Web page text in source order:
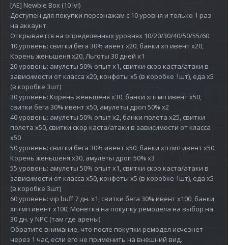
[AE] Newbie Box (10 lvl)
Доступен для покупки персонажам с 10 уровня и только 1 раз
на аккаунт.
Открывается на определенных уровнях 10/20/30/40/50/55/60.
10 уровень: свитки бега 30% ивент х20, банки хп ивент х20,
Корень женьшеня х20, Льготы 30 дней х1
20 уровень: амулеты 50% опыт х1, свитки скор каста/атаки в
зависимости от класса х20, конфеты х5 (в коробке 1шт), еда х5
(в коробке 3шт)
30 уровень: Корень женьшеня х30, банки хп+мп ивент х50,
свитки бега 30% ивент х50, амулеты дроп 50% х2
40 уровень: амулеты 50% опыт х2, банки полета х25, свитки
полета х50, свитки скор каста/атаки в зависимости от класса
х50
50 уровень: свитки бега 30% ивент х50, банки хп+мп ивент х50,
Корень женьшеня х30, амулеты дроп 50% х3
55 уровень: амулеты 50% опыт х1, свитки скор каста/атаки в
зависимости от класса х50, конфеты х5 (в коробке 1шт), еда х5
(в коробке 3шт)
60 уровень: vip buff 7 дн. х1, свитки бега 30% ивент х100, банки
хп+мп ивент х100, Монетка на покупку ремодела на выбор на
30 дн. у NPC (там где арены)
Обратите внимание, что после покупки ремодел исчезнет
через 1 час, если его не применить на внешний вид.